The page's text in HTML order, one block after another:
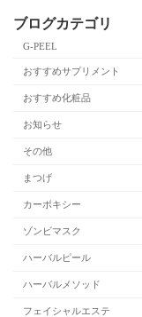
ブログカテゴリ
G-PEEL
おすすめサプリメント
おすすめ化粧品
お知らせ
その他
まつげ
カーボキシー
ゾンビマスク
ハーバルピール
ハーバルメソッド
フェイシャルエステ